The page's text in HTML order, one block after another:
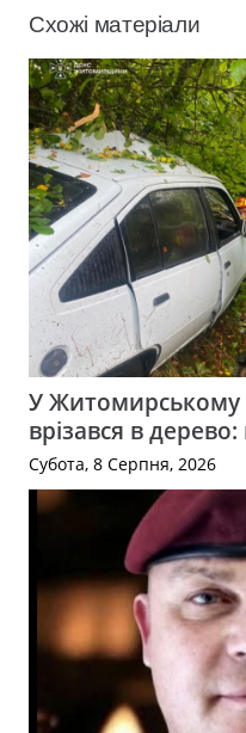
Схожі матеріали
У Житомирському
врізався в
Субота, 8 Серпня, 2026